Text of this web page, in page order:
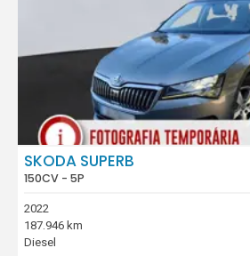
SKODA SUPERB
150CV - 5P
2022
187.946 km
Diesel